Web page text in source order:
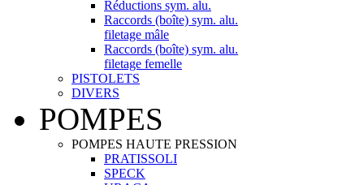
Réductions sym. alu.
Raccords (boîte) sym. alu.
filetage mâle
Raccords (boîte) sym. alu.
filetage femelle
PISTOLETS
DIVERS
POMPES
POMPES HAUTE PRESSION
PRATISSOLI
SPECK